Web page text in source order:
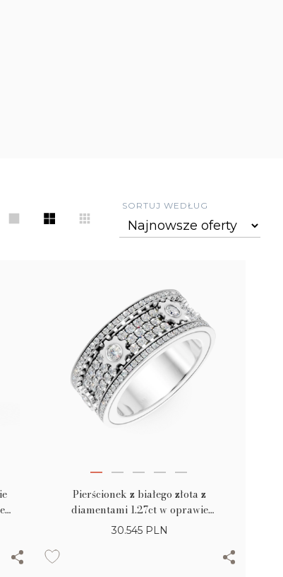
SORTUJ WEDŁUG
Pierścionek z białego złota z
diamentami 1.27ct w oprawie
mikrosetting
30.545 PLN